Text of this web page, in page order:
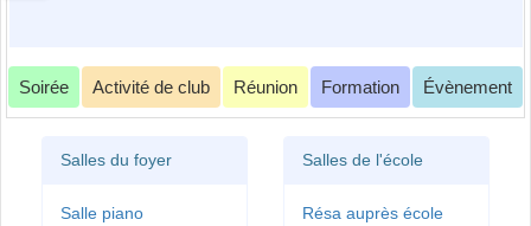
Soirée Activité de club Réunion Formation Évènement
Salles du foyer
Salle piano
Salles de l'école
Résa auprès école